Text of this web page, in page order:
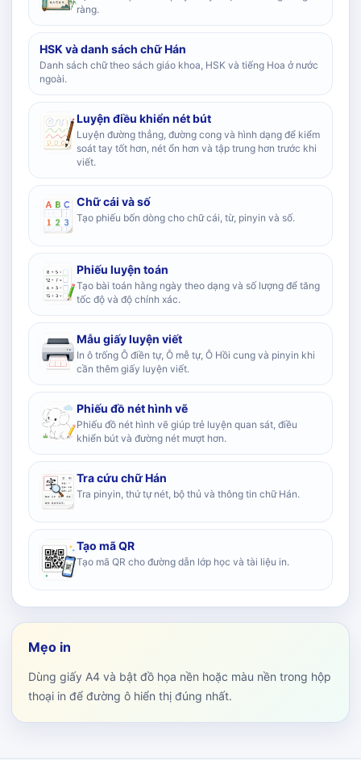
ràng.
HSK và danh sách chữ Hán
Danh sách chữ theo sách giáo khoa, HSK và tiếng Hoa ở nước
ngoài.
Luyện điều khiển nét bút
Luyện đường thẳng, đường cong và hình dạng để kiểm
soát tay tốt hơn, nét ổn hơn và tập trung hơn trước khi
viết.
Chữ cái và số
Tạo phiếu bốn dòng cho chữ cái, từ, pinyin và số.
Phiếu luyện toán
Tạo bài toán hằng ngày theo dạng và số lượng để tăng
tốc độ và độ chính xác.
Mẫu giấy luyện viết
In ô trống Ô điền tự, Ô mễ tự, Ô Hồi cung và pinyin khi
cần thêm giấy luyện viết.
Phiếu đồ nét hình vẽ
Phiếu đồ nét hình vẽ giúp trẻ luyện quan sát, điều
khiển bút và đường nét mượt hơn.
Tra cứu chữ Hán
Tra pinyin, thứ tự nét, bộ thủ và thông tin chữ Hán.
Tạo mã QR
Tạo mã QR cho đường dẫn lớp học và tài liệu in.
Mẹo in
Dùng giấy A4 và bật đồ họa nền hoặc màu nền trong hộp
thoại in để đường ô hiển thị đúng nhất.